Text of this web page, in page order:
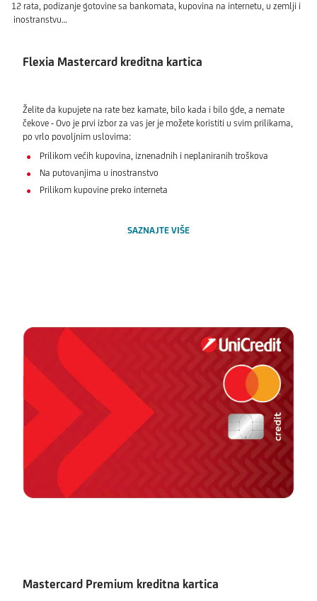
12 rata, podizanje gotovine sa bankomata, kupovina na internetu, u zemlji i
inostranstvu…
Flexia Mastercard kreditna kartica
Želite da kupujete na rate bez kamate, bilo kada i bilo gde, a nemate
čekove - Ovo je prvi izbor za vas jer je možete koristiti u svim prilikama,
po vrlo povoljnim uslovima:
Prilikom većih kupovina, iznenadnih i neplaniranih troškova
Na putovanjima u inostranstvo
Prilikom kupovine preko interneta
SAZNAJTE VIŠE
Mastercard Premium kreditna kartica